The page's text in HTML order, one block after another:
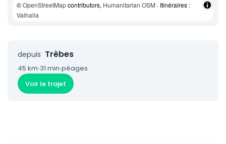
©OpenStreetMapcontributors, Humanitarian OSM · Itinéraires :
Valhalla
depuis Trèbes
45 km·31 min·péages
Voir le trajet